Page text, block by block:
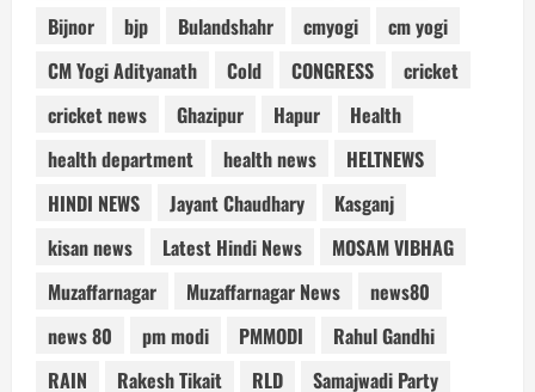
Bijnor
bjp Bulandshahr cmyogi
cm yogi
CM Yogi Adityanath
Cold CONGRESS
cricket
cricket news
Ghazipur Hapur
Health
health department
health news
HELTNEWS
HINDI NEWS
Jayant Chaudhary
Kasganj
kisan news
Latest Hindi News
MOSAM VIBHAG
Muzaffarnagar
Muzaffarnagar News
news80
news 80
pm modi PMMODI
Rahul Gandhi
RAIN
Rakesh Tikait RLD
Samajwadi Party